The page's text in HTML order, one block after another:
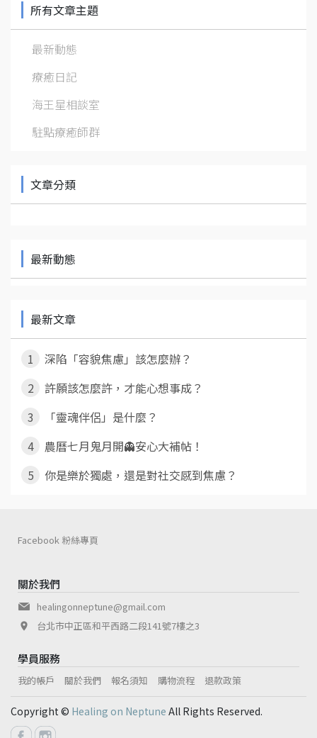
所有文章主題
最新動態
療癒日記
海王星相談室
駐點療癒師群
文章分類
最新動態
最新文章
1
深陷「容貌焦慮」該怎麼辦？
2
許願該怎麼許，才能心想事成？
3
「靈魂伴侶」是什麼？
4
農曆七月鬼月開👻安心大補帖！
5
你是樂於獨處，還是對社交感到焦慮？
關於我們
healingonneptune@gmail.com
台北市中正區和平西路二段141號7樓之3
學員服務
我的帳戶 關於我們 報名須知 購物流程 退款政策
Facebook 粉絲專頁
Copyright © Healing on Neptune All Rights Reserved.